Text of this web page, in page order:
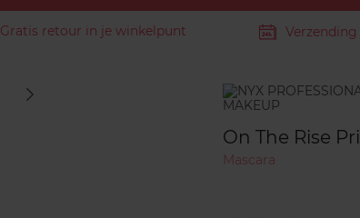
Gratis retour in je winkelpunt
Merk
On The Rise
Mascara